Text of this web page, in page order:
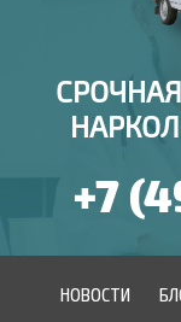
+7
НОВОСТИ